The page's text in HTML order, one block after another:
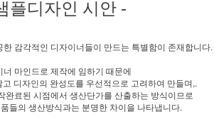
플디자인 시안 -
감각적인 디자이너들이 만드는 특별함이 존재합니다.
너 마인드로 제작에 임하기 때문에
디자인의 완성도를 우선적으로 고려하여 만들며,.
완료된 시점에서 생산단가를 산출하는 방식이므로
들의 생산방식과는 분명한 차이을 나타냅니다.